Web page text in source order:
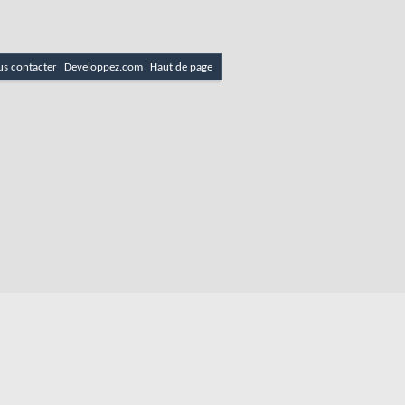
contacter Developpez.com Haut de page